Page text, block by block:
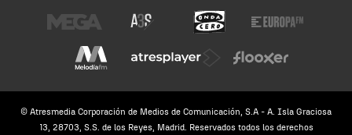
© Atresmedia Corporación de Medios de Comunicación, S.A - A. Isla Graciosa
13, 28703, S.S. de los Reyes, Madrid. Reservados todos los derechos